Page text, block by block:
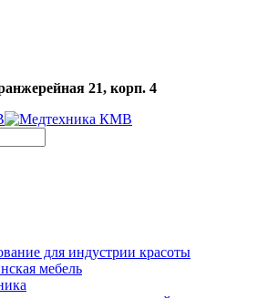
21, корп. 4
для индустрии красоты
мебель